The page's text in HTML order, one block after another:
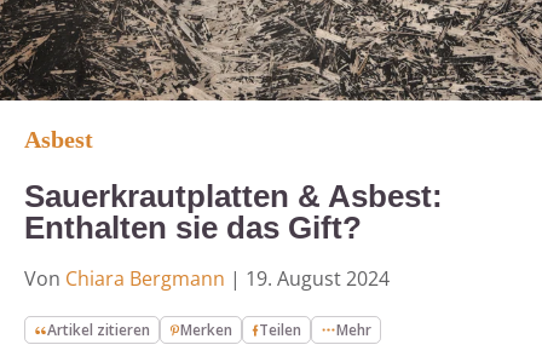
Asbest
Sauerkrautplatten & Asbest:
Enthalten sie das Gift?
Von Chiara Bergmann | 19. August 2024
Artikel zitieren Merken Teilen Mehr